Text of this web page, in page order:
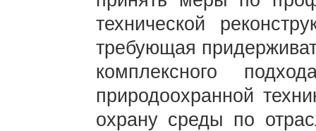
технической
требующая
комплексного
природоохранной
охрану среды по